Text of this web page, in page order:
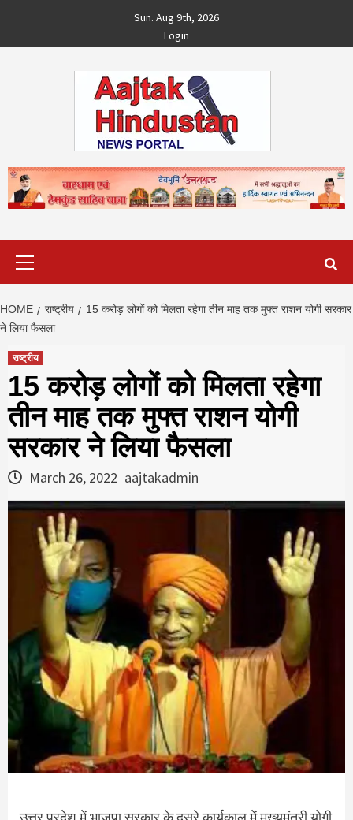
content
Sun. Aug 9th, 2026
Login
HOME राष्ट्रीय
15 करोड़ लोगों को मिलता रहेगा तीन माह तक मुफ्त राशन योगी सरकार
ने लिया फैसला
राष्ट्रीय
15 करोड़ लोगों को मिलता रहेगा
तीन माह तक मुफ्त राशन योगी
सरकार ने लिया फैसला
March 26, 2022 aajtakadmin